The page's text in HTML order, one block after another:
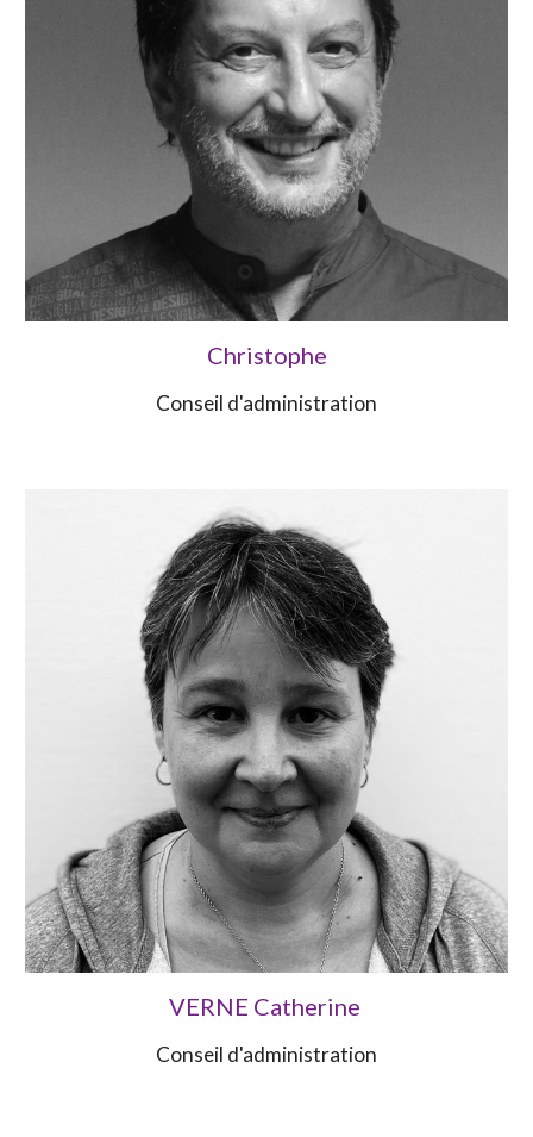
Christophe
Conseil d'administration
VERNE Catherine
Conseil d'administration